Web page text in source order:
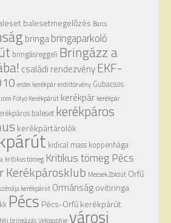
balesetmegelőzés Barcs
bringabringaparkoló
bringásreggeli Bringázz a
családi rendezvényEKF-
erdei kerékpárerdőtörvény Gubacsos
Folyó Kerékpárút kerékpár kerékpár
baleset kerékpáros
kerékpártárolók
kidical mass koppenhága
kritikus tömeg Kritikus tömeg Pécs
Kerékpárosklub Mecsek Zöldút Orfű
kerékpárút Ormánságovibringa
Pécs Pécs-Orfű kerékpárút
téli bringázásVelosophie városi